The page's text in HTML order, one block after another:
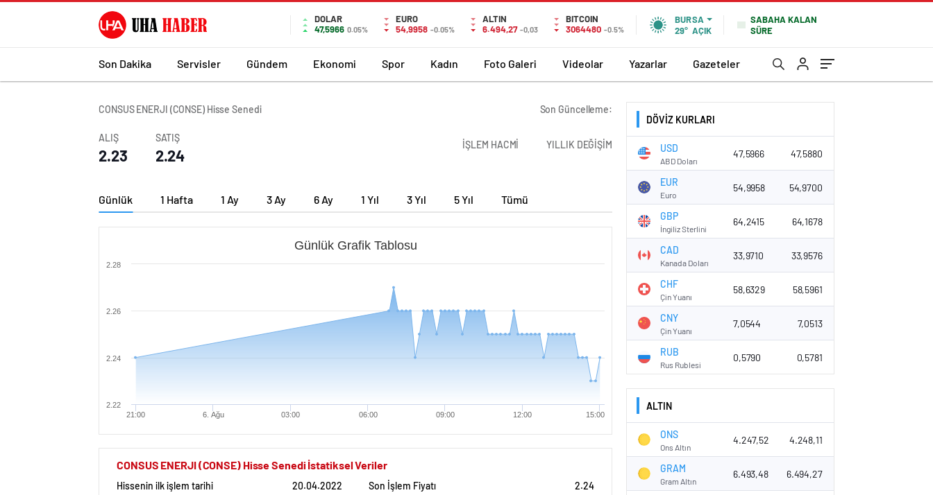
DOLAR
47,5966 0.05%
EURO
54,9958 -0.05%
ALTIN
6.494,27 -0,03
BITCOIN
3064480 -0.5%
BURSA
29° AÇIK
SABAHA KALAN
SÜRE
Son Dakika Servisler Gündem Ekonomi Spor Kadın Foto Galeri Videolar Yazarlar Gazeteler
CONSUS ENERJI (CONSE) Hisse Senedi Son Güncelleme:
ALIŞ
2.23
SATIŞ
2.24
İŞLEM HACMİ YILLIK DEĞİŞİM
Günlük 1 Hafta 1 Ay 3 Ay 6 Ay 1 Yıl 3 Yıl 5 Yıl Tümü
Günlük Grafik Tablosu
21:00 6. Ağu 03:00 06:00 09:00 12:00 15:00
2.22
2.24
2.26
2.28
CONSUS ENERJI (CONSE) Hisse Senedi İstatiksel Veriler
Hissenin ilk işlem tarihi 20.04.2022 Son İşlem Fiyatı 2.24
DÖVİZ KURLARI
USD
ABD Doları
47,5966 47,5880
EUR
Euro
54,9958 54,9700
GBP
İngiliz Sterlini
64,2415 64,1678
CAD
Kanada Doları
33,9710 33,9576
CHF
Çin Yuanı
58,6329 58,5961
CNY
Çin Yuanı
7,0544 7,0513
RUB
Rus Rublesi
0,5790 0,5781
ALTIN
ONS
Ons Altın
4.247,52 4.248,11
GRAM
Gram Altın
6.493,48 6.494,27